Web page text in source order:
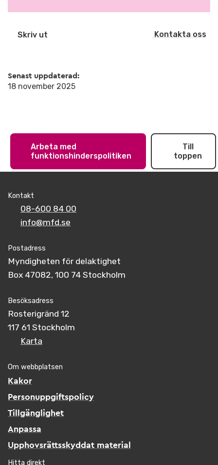
Skriv ut Kontakta oss
Senast uppdaterad:
18 november 2025
Arbeta med
funktionshinderspolitiken
Till
toppen
Kontakt
08-600 84 00
info@mfd.se
Postadress
Myndigheten för delaktighet
Box 47082, 100 74 Stockholm
Besöksadress
Rosterigränd 12
117 61 Stockholm
Karta
Om webbplatsen
Kakor
Personuppgiftspolicy
Tillgänglighet
Anpassa
Upphovsrättsskyddat material
Hitta direkt